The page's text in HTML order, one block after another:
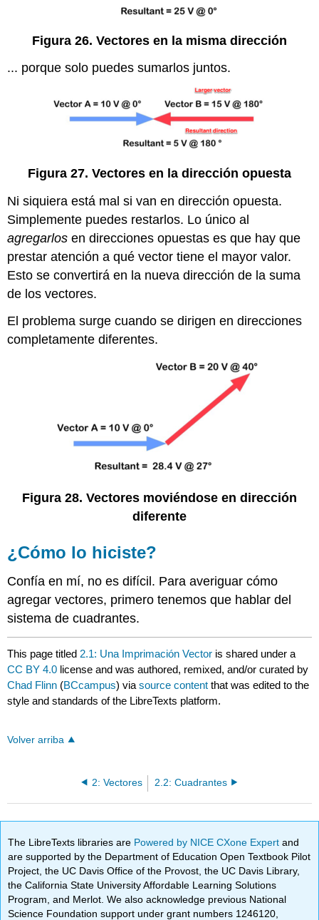
Figura 26. Vectores en la misma dirección
... porque solo puedes sumarlos juntos.
Figura 27. Vectores en la dirección opuesta
Ni siquiera está mal si van en dirección opuesta.
Simplemente puedes restarlos. Lo único al
agregarlos en direcciones opuestas es que hay que
prestar atención a qué vector tiene el mayor valor.
Esto se convertirá en la nueva dirección de la suma
de los vectores.
El problema surge cuando se dirigen en direcciones
completamente diferentes.
Figura 28. Vectores moviéndose en dirección
diferente
¿Cómo lo hiciste?
Confía en mí, no es difícil. Para averiguar cómo
agregar vectores, primero tenemos que hablar del
sistema de cuadrantes.
This page titled2.1: Una Imprimación Vector is shared under a
CC BY 4.0 license and was authored, remixed, and/or curated by
Chad Flinn (BCcampus) viasource content that was edited to the
style and standards of the LibreTexts platform.
Volver arriba
2: Vectores 2.2: Cuadrantes
The LibreTexts libraries are Powered by NICE CXone Expertand
are supported by the Department of Education Open Textbook Pilot
Project, the UC Davis Office of the Provost, the UC Davis Library,
the California State University Affordable Learning Solutions
Program, and Merlot. We also acknowledge previous National
Science Foundation support under grant numbers 1246120,